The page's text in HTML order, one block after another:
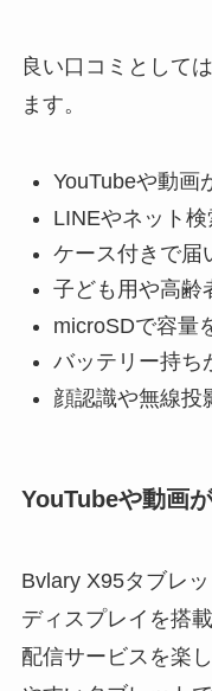
良い口コミとして
ます。
YouTubeや動画
LINEやネット
ケース付きで届
子ども用や高齢
microSDで容量
バッテリー持ち
顔認識や無線投
YouTubeや動画
Bvlary X95タブレ
ディスプレイを搭
配信サービスを楽